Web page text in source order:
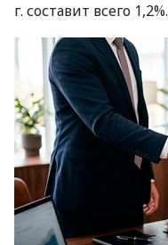
г. составит всего 1,2%.